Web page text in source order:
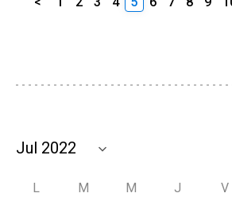
L M M J V